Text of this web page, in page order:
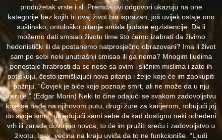
produžetak vrste i sl. Premda ovi odgovori ukazuju na one
kategorije bez kojih bi ovaj život bio isprazan, još uvijek ostaje ono
suštinsko, ontološko pitanje smisla ljudske egzistencije. Da li
možemo dati smisao životu time što ćemo izabrati da živimo
hedonistički ili da postanemo natprosječno obrazovani? Ima li život
sam po sebi neki unutrašnji smisao ili ga nema? Mnogim ljudima
ponestaje hrabrosti da se nose sa ovim i sličnim mislima i zato ih
potiskuju, često izmišljajući nova pitanja i želje koje će im zaokupiti
pažnju. “Čovjek je biće koje poznaje smrt, ali ne može da u nju
vjeruje.” (Edgar Morin) Neki to čine odajući se svakom zadovoljstvu
koje se nađe na njihovom putu, drugi žure za karijerom, robujući joj
do svoje smrti, ubjeđujući sami sebe da kad dostignu neki određeni
vrh ili zarade dovoljno novca, to će im pružiti sreću i zadovoljstvo u
životu. Ipak, većina na kraju uviđa da to ne funkcioniše. “Ljudi